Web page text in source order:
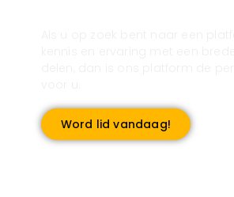
Word lid vandaag!